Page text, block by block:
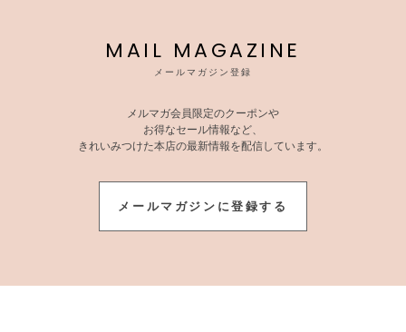
MAIL MAGAZINE
メールマガジン登録
メルマガ会員限定のクーポンや
お得なセール情報など、
きれいみつけた本店の最新情報を配信しています。
メールマガジンに登録する